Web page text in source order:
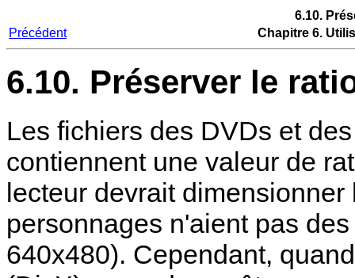
6.10.
Précédent
Chapitre 6.
6.10. Préserver le
Les fichiers des DVDs et
contiennent une valeur de
lecteur devrait
personnages n'aient pas
640x480). Cependant,